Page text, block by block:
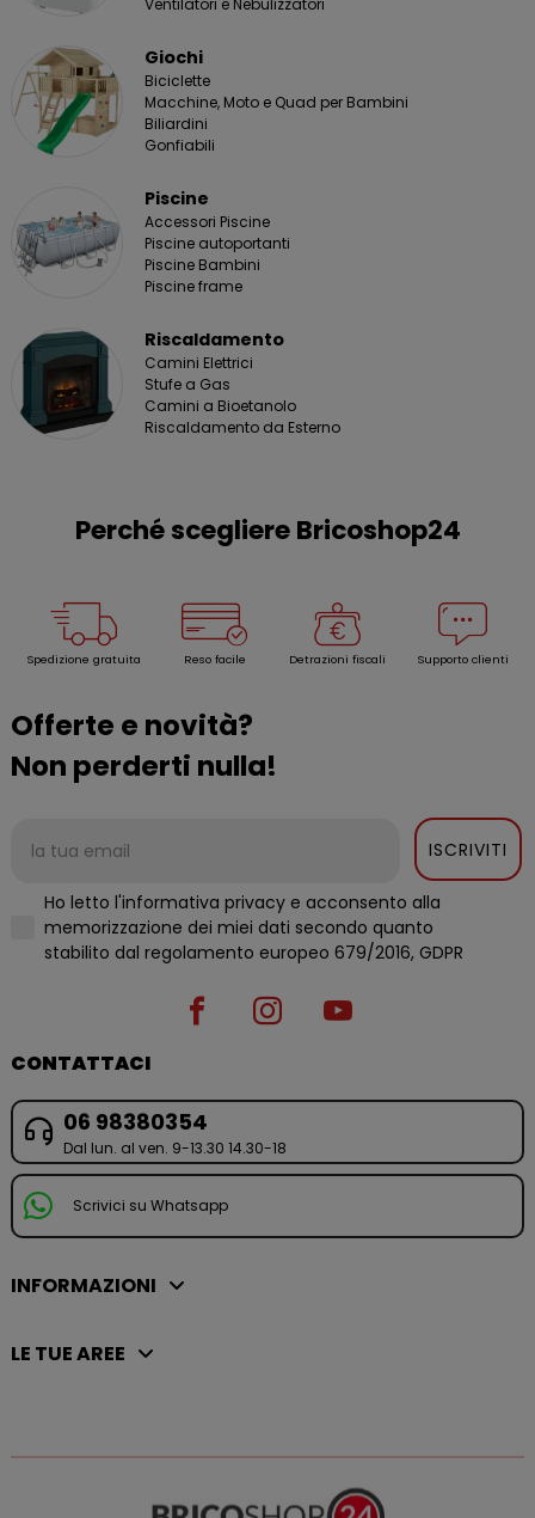
Ventilatori e Nebulizzatori
Giochi
Biciclette
Macchine, Moto e Quad per Bambini
Biliardini
Gonfiabili
Piscine
Accessori Piscine
Piscine autoportanti
Piscine Bambini
Piscine frame
Riscaldamento
Camini Elettrici
Stufe a Gas
Camini a Bioetanolo
Riscaldamento da Esterno
Perché scegliere Bricoshop24
Spedizione gratuita Reso facile Detrazioni fiscali Supporto clienti
Offerte e novità?
Non perderti nulla!
ISCRIVITI
Ho letto l'informativa privacy e acconsento alla
memorizzazione dei miei dati secondo quanto
stabilito dal regolamento europeo 679/2016, GDPR
CONTATTACI
06 98380354
Dal lun. al ven. 9-13.30 14.30-18
Scrivici su Whatsapp
INFORMAZIONI
LE TUE AREE